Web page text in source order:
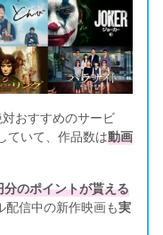
おすすめのサービ
ていて、作品数は動画
のポイントが貰える
信中の新作映画も実